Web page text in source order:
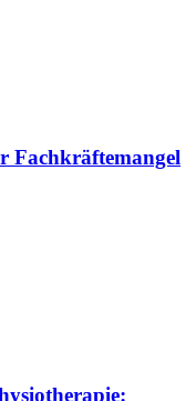
Fachkräftemangel